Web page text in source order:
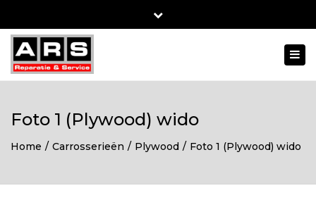
Close
Foto 1 (Plywood) wido
Home Carrosserieën Plywood Foto 1 (Plywood) wido